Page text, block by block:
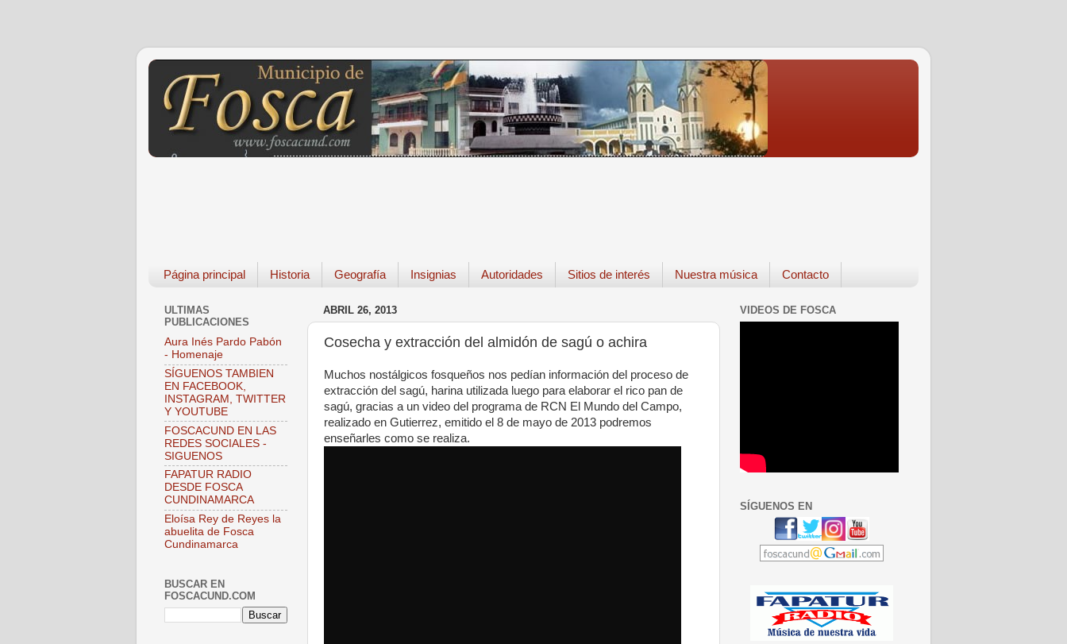
Página principal Historia Geografía Insignias Autoridades Sitios de interés Nuestra música Contacto
ABRIL 26, 2013
Cosecha y extracción del almidón de sagú o achira
Muchos nostálgicos fosqueños nos pedían información del proceso de
extracción del sagú, harina utilizada luego para elaborar el rico pan de
sagú, gracias a un video del programa de RCN El Mundo del Campo,
realizado en Gutierrez, emitido el 8 de mayo de 2013 podremos
enseñarles como se realiza.
ULTIMAS
PUBLICACIONES
Aura Inés Pardo Pabón
- Homenaje
SÍGUENOS TAMBIEN
EN FACEBOOK,
INSTAGRAM, TWITTER
Y YOUTUBE
FOSCACUND EN LAS
REDES SOCIALES -
SIGUENOS
FAPATUR RADIO
DESDE FOSCA
CUNDINAMARCA
Eloísa Rey de Reyes la
abuelita de Fosca
Cundinamarca
BUSCAR EN
FOSCACUND.COM
VIDEOS DE FOSCA
SÍGUENOS EN